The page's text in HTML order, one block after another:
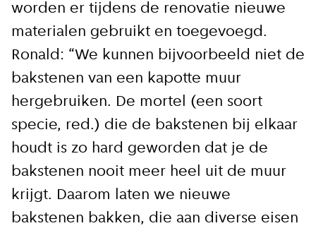
E-mailadres
Hoe vaak wil je van ons horen:
Bij elk nieuw artikel
Wekelijks
Maandelijks
worden er tijdens de renovatie nieuwe
materialen gebruikt en toegevoegd.
Ronald: “We kunnen bijvoorbeeld niet de
bakstenen van een kapotte muur
hergebruiken. De mortel (een soort
specie, red.) die de bakstenen bij elkaar
houdt is zo hard geworden dat je de
bakstenen nooit meer heel uit de muur
krijgt. Daarom laten we nieuwe
bakstenen bakken, die aan diverse eisen